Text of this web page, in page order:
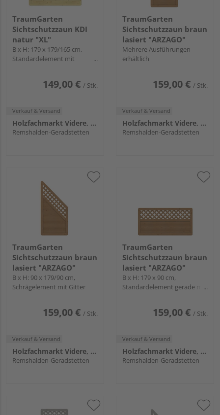
TraumGarten
Sichtschutzzaun KDI
natur "XL"
B x H: 179 x 179/165 cm,
Standardelement mit
149,00 € / Stk.
Verkauf & Versand
Holzfachmarkt Videre, Remshalden
Remshalden-Geradstetten
TraumGarten
Sichtschutzzaun braun
lasiert "ARZAGO"
Mehrere Ausführungen
erhältlich
159,00 € / Stk.
Verkauf & Versand
Holzfachmarkt Videre, Remshalden
Remshalden-Geradstetten
TraumGarten
Sichtschutzzaun braun
lasiert "ARZAGO"
B x H: 90 x 179/90 cm,
Schrägelement mit Gitter
159,00 € / Stk.
Verkauf & Versand
Holzfachmarkt Videre, Remshalden
Remshalden-Geradstetten
TraumGarten
Sichtschutzzaun braun
lasiert "ARZAGO"
B x H: 179 x 90 cm,
Standardelement gerade mit
159,00 € / Stk.
Verkauf & Versand
Holzfachmarkt Videre, Remshalden
Remshalden-Geradstetten